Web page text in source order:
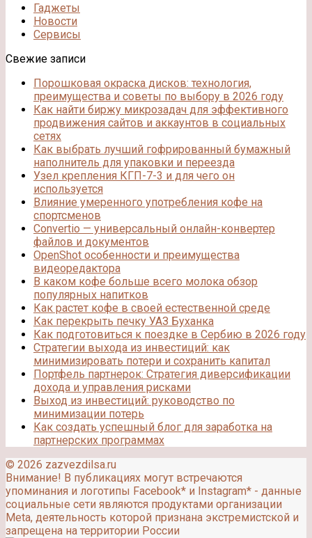
Гаджеты
Новости
Сервисы
Свежие записи
Порошковая окраска дисков: технология,
преимущества и советы по выбору в 2026 году
Как найти биржу микрозадач для эффективного
продвижения сайтов и аккаунтов в социальных
сетях
Как выбрать лучший гофрированный бумажный
наполнитель для упаковки и переезда
Узел крепления КГП-7-3 и для чего он
используется
Влияние умеренного употребления кофе на
спортсменов
Convertio — универсальный онлайн-конвертер
файлов и документов
OpenShot особенности и преимущества
видеоредактора
В каком кофе больше всего молока обзор
популярных напитков
Как растет кофе в своей естественной среде
Как перекрыть печку УАЗ Буханка
Как подготовиться к поездке в Сербию в 2026 году
Стратегии выхода из инвестиций: как
минимизировать потери и сохранить капитал
Портфель партнерок: Стратегия диверсификации
дохода и управления рисками
Выход из инвестиций: руководство по
минимизации потерь
Как создать успешный блог для заработка на
партнерских программах
© 2026 zazvezdilsa.ru
Внимание! В публикациях могут встречаются
упоминания и логотипы Facebook* и Instagram* - данные
социальные сети являются продуктами организации
Meta, деятельность которой признана экстремистской и
запрещена на территории России